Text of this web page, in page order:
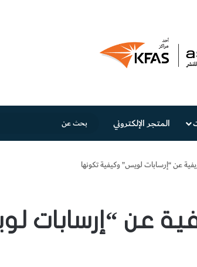
المتجر الإلكتروني
عن “إرسابات لويس” وكيفية تكونها
عن “إرسابات